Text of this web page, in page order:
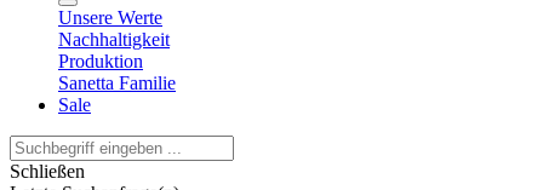
Unsere Werte
Nachhaltigkeit
Produktion
Sanetta Familie
Sale
Schließen